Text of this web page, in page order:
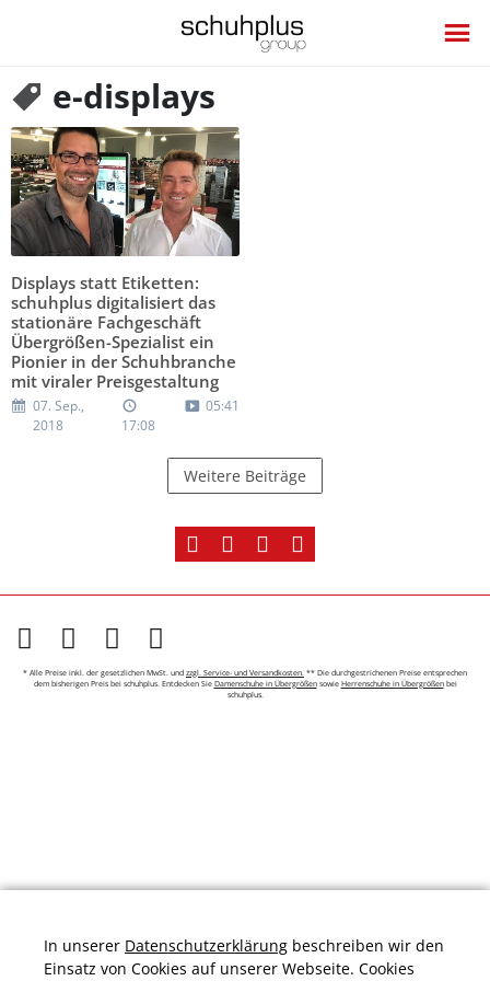
e-displays
Displays statt Etiketten:
schuhplus digitalisiert das
stationäre Fachgeschäft
Übergrößen-Spezialist ein
Pionier in der Schuhbranche
mit viraler Preisgestaltung
07. Sep.,
2018
17:08
05:41
Weitere Beiträge
* Alle Preise inkl. der gesetzlichen MwSt. und zzgl. Service- und Versandkosten. ** Die durchgestrichenen Preise entsprechen
dem bisherigen Preis bei schuhplus. Entdecken Sie Damenschuhe in Übergrößensowie Herrenschuhe in Übergrößenbei
schuhplus.
In unserer Datenschutzerklärung beschreiben wir den
Einsatz von Cookies auf unserer Webseite. Cookies